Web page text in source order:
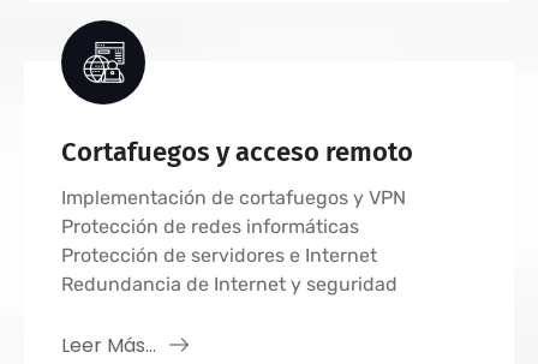
Cortafuegos y acceso remoto
Implementación de cortafuegos y VPN
Protección de redes informáticas
Protección de servidores e Internet
Redundancia de Internet y seguridad
Leer Más...